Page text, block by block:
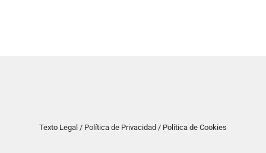
Texto Legal / Política de Privacidad / Política de Cookies